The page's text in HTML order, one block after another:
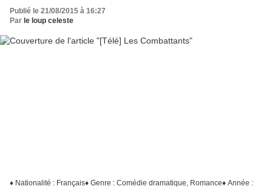
Publié le 21/08/2015 à 16:27
Par le loup celeste
♦ Nationalité : Français♦ Genre : Comédie dramatique, Romance♦ Année :